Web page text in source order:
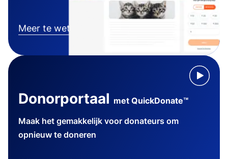
Meer te weten komen
Donorportaal met QuickDonate™
Maak het gemakkelijk voor donateurs om
opnieuw te doneren